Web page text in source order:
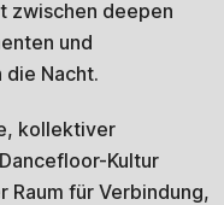
zwischen deepen
und
die Nacht.
kollektiver
Kultur
für Verbindung,